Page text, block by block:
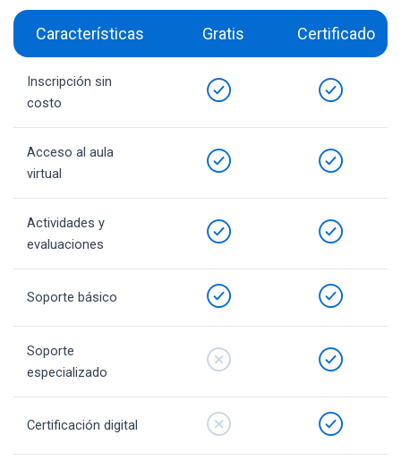
Características Gratis Certificado
Inscripción sin
costo
Acceso al aula
virtual
Actividades y
evaluaciones
Soporte básico
Soporte
especializado
Certificación digital